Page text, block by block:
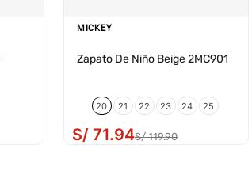
MICKEY
Zapato De Niño Beige 2MC901
20 21 22 23 24 25
S/ 71.94S/ 119.90